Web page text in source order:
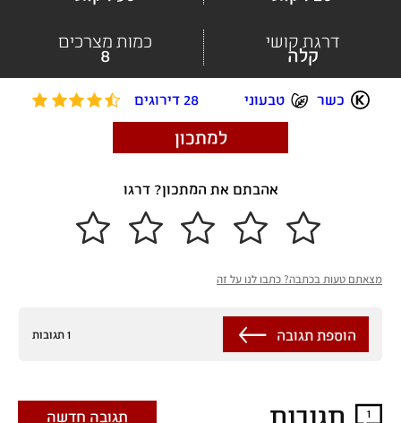
כשר טבעוני 28 דירוגים
דרגת קושי
קלה
כמות מצרכים
8
למתכון
אהבתם את המתכון? דרגו
מצאתם טעות בכתבה? כתבו לנו על זה
1 תגובות הוספת תגובה
1 תגובה חדשה